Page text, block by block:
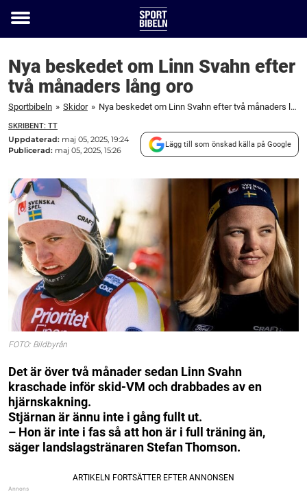
Toggle
Nya beskedet om Linn Svahn efter
två månaders lång oro
Sportbibeln » Skidor » Nya beskedet om Linn Svahn efter två månaders lång oro
SKRIBENT: TT
Uppdaterad: maj 05, 2025, 19:24
Publicerad: maj 05, 2025, 15:26
Lägg till som önskad källa på Google
FOTO: Bildbyrån
Det är över två månader sedan Linn Svahn
kraschade inför skid-VM och drabbades av en
hjärnskakning.
Stjärnan är ännu inte i gång fullt ut.
– Hon är inte i fas så att hon är i full träning än,
säger landslagstränaren Stefan Thomson.